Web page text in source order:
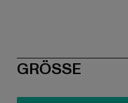
SIZE
GRÖSSE